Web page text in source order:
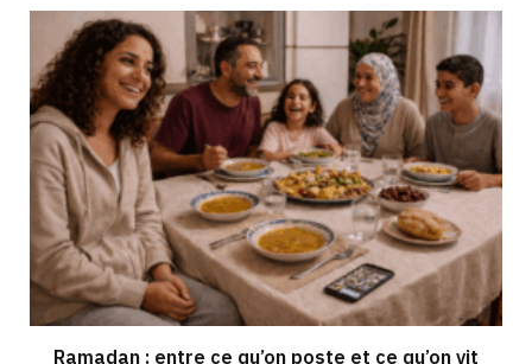
Ramadan : entre ce qu’on poste et ce qu’on vit